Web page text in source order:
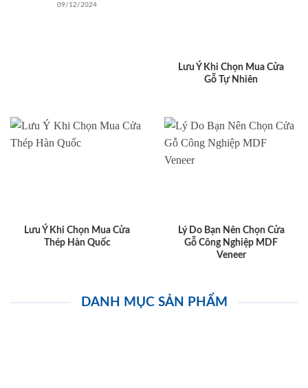
09/12/2024
Lưu Ý Khi Chọn Mua Cửa
Gỗ Tự Nhiên
Lưu Ý Khi Chọn Mua Cửa
Thép Hàn Quốc
Lý Do Bạn Nên Chọn Cửa
Gỗ Công Nghiệp MDF
Veneer
DANH MỤC SẢN PHẨM